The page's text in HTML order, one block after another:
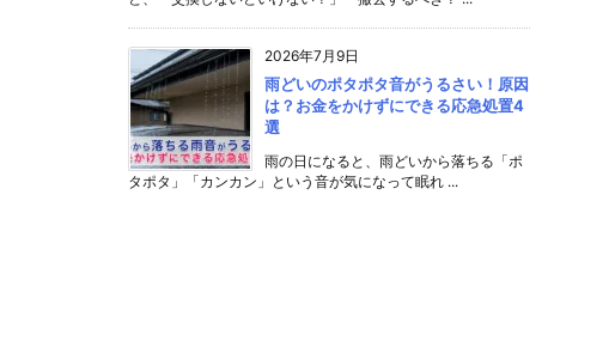
2026年7月9日
雨どいのポタポタ音がうるさい！原因
は？お金をかけずにできる応急処置4
選
雨の日になると、雨どいから落ちる「ポ
タポタ」「カンカン」という音が気になって眠れ ...